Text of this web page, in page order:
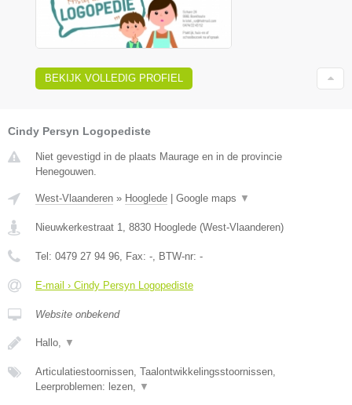
BEKIJK VOLLEDIG PROFIEL
Cindy Persyn Logopediste
Niet gevestigd in de plaats Maurage en in de provincie
Henegouwen.
West-Vlaanderen » Hooglede Google maps ▼
Nieuwkerkestraat 1 8830 Hooglede (West-Vlaanderen)
Tel: 0479 27 94 96 , Fax: - , BTW-nr: -
E-mail › Cindy Persyn Logopediste
Website onbekend
Hallo, ▼
Articulatiestoornissen, Taalontwikkelingsstoornissen,
Leerproblemen: lezen,
▼